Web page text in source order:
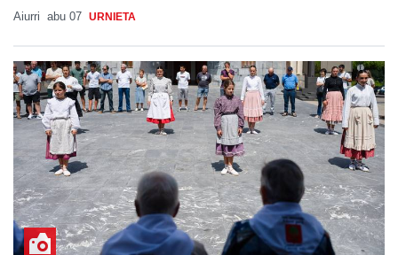
Aiurri abu 07 URNIETA